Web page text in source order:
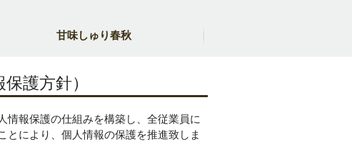
甘味しゅり春秋
護方針）
情報保護の仕組みを構築し、全従業員に
とにより、個人情報の保護を推進致しま